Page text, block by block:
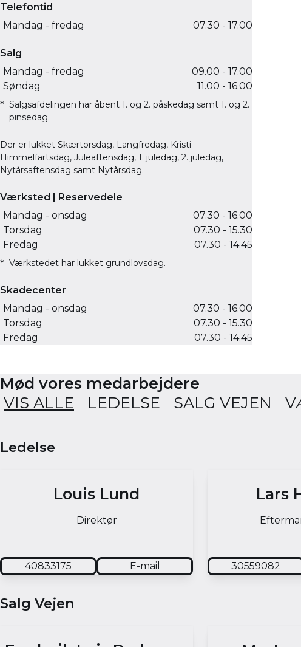
Telefontid
Mandag - fredag
07.30 - 17.00
Salg
Mandag - fredag
09.00 - 17.00
Søndag
11.00 - 16.00
Salgsafdelingen har åbent 1. og 2. påskedag samt 1. og 2.
pinsedag.
Der er lukket Skærtorsdag, Langfredag, Kristi
Himmelfartsdag, Juleaftensdag, 1. juledag, 2. juledag,
Nytårsaftensdag samt Nytårsdag.
Værksted | Reservedele
Mandag - onsdag
07.30 - 16.00
Torsdag
07.30 - 15.30
Fredag
07.30 - 14.45
Værkstedet har lukket grundlovsdag.
Skadecenter
Mandag - onsdag
07.30 - 16.00
Torsdag
07.30 - 15.30
Fredag
07.30 - 14.45
Mød vores medarbejdere
Ledelse
Louis Lund
Direktør
40833175 E-mail
Lars
30559082
Salg Vejen